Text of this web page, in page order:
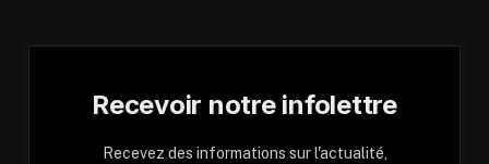
Recevoir notre infolettre
Recevez des informations sur l'actualité,